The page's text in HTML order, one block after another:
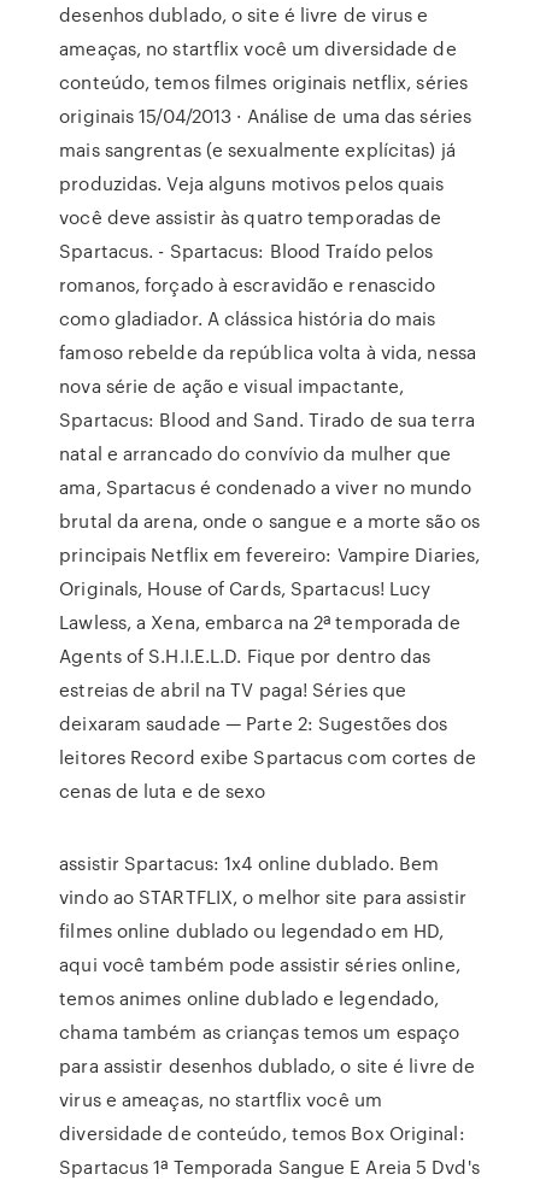
desenhos dublado, o site é livre de virus e
ameaças, no startflix você um diversidade de
conteúdo, temos filmes originais netflix, séries
originais 15/04/2013 · Análise de uma das séries
mais sangrentas (e sexualmente explícitas) já
produzidas. Veja alguns motivos pelos quais
você deve assistir às quatro temporadas de
Spartacus. - Spartacus: Blood Traído pelos
romanos, forçado à escravidão e renascido
como gladiador. A clássica história do mais
famoso rebelde da república volta à vida, nessa
nova série de ação e visual impactante,
Spartacus: Blood and Sand. Tirado de sua terra
natal e arrancado do convívio da mulher que
ama, Spartacus é condenado a viver no mundo
brutal da arena, onde o sangue e a morte são os
principais Netflix em fevereiro: Vampire Diaries,
Originals, House of Cards, Spartacus! Lucy
Lawless, a Xena, embarca na 2ª temporada de
Agents of S.H.I.E.L.D. Fique por dentro das
estreias de abril na TV paga! Séries que
deixaram saudade — Parte 2: Sugestões dos
leitores Record exibe Spartacus com cortes de
cenas de luta e de sexo
assistir Spartacus: 1x4 online dublado. Bem
vindo ao STARTFLIX, o melhor site para assistir
filmes online dublado ou legendado em HD,
aqui você também pode assistir séries online,
temos animes online dublado e legendado,
chama também as crianças temos um espaço
para assistir desenhos dublado, o site é livre de
virus e ameaças, no startflix você um
diversidade de conteúdo, temos Box Original:
Spartacus 1ª Temporada Sangue E Areia 5 Dvd's